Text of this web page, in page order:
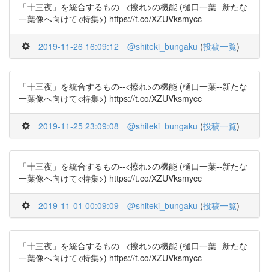
「十三夜」を統合するもの--<擦れ>の機能 (樋口一葉--新たな
一葉像へ向けて<特集>) https://t.co/XZUVksmycc
2019-11-26 16:09:12 @shiteki_bungaku (投稿一覧)
「十三夜」を統合するもの--<擦れ>の機能 (樋口一葉--新たな
一葉像へ向けて<特集>) https://t.co/XZUVksmycc
2019-11-25 23:09:08 @shiteki_bungaku (投稿一覧)
「十三夜」を統合するもの--<擦れ>の機能 (樋口一葉--新たな
一葉像へ向けて<特集>) https://t.co/XZUVksmycc
2019-11-01 00:09:09 @shiteki_bungaku (投稿一覧)
「十三夜」を統合するもの--<擦れ>の機能 (樋口一葉--新たな
一葉像へ向けて<特集>) https://t.co/XZUVksmycc